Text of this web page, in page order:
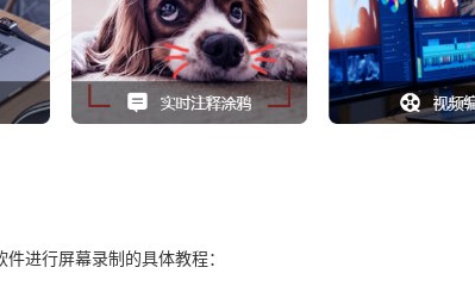
进行屏幕录制的具体教程：